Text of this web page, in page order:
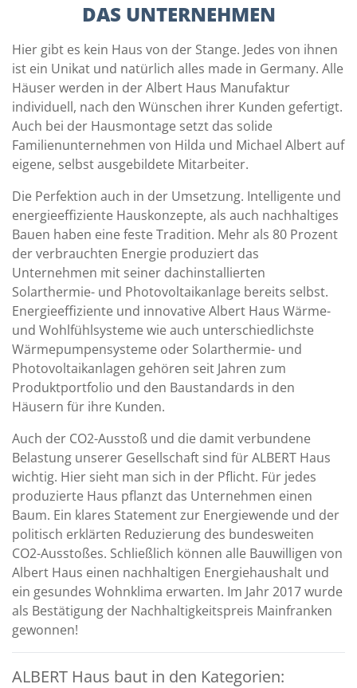
DAS UNTERNEHMEN
Hier gibt es kein Haus von der Stange. Jedes von ihnen
ist ein Unikat und natürlich alles made in Germany. Alle
Häuser werden in der Albert Haus Manufaktur
individuell, nach den Wünschen ihrer Kunden gefertigt.
Auch bei der Hausmontage setzt das solide
Familienunternehmen von Hilda und Michael Albert auf
eigene, selbst ausgebildete Mitarbeiter.
Die Perfektion auch in der Umsetzung. Intelligente und
energieeffiziente Hauskonzepte, als auch nachhaltiges
Bauen haben eine feste Tradition. Mehr als 80 Prozent
der verbrauchten Energie produziert das
Unternehmen mit seiner dachinstallierten
Solarthermie- und Photovoltaikanlage bereits selbst.
Energieeffiziente und innovative Albert Haus Wärme-
und Wohlfühlsysteme wie auch unterschiedlichste
Wärmepumpensysteme oder Solarthermie- und
Photovoltaikanlagen gehören seit Jahren zum
Produktportfolio und den Baustandards in den
Häusern für ihre Kunden.
Auch der CO2-Ausstoß und die damit verbundene
Belastung unserer Gesellschaft sind für ALBERT Haus
wichtig. Hier sieht man sich in der Pflicht. Für jedes
produzierte Haus pflanzt das Unternehmen einen
Baum. Ein klares Statement zur Energiewende und der
politisch erklärten Reduzierung des bundesweiten
CO2-Ausstoßes. Schließlich können alle Bauwilligen von
Albert Haus einen nachhaltigen Energiehaushalt und
ein gesundes Wohnklima erwarten. Im Jahr 2017 wurde
als Bestätigung der Nachhaltigkeitspreis Mainfranken
gewonnen!
ALBERT Haus baut in den Kategorien: